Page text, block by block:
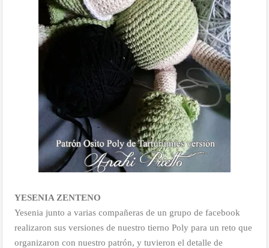
YESENIA ZENTENO
Yesenia junto a varias compañeras de un grupo de facebook
realizaron sus versiones de nuestro tierno Poly para un reto que
organizaron con nuestro patrón, y tuvieron el detalle de